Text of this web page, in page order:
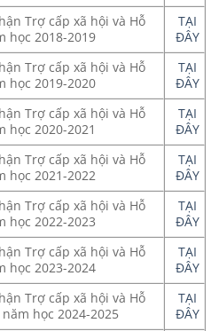
Trợ cấp xã hội và Hỗ
học 2018-2019
TẠI
ĐÂY
Trợ cấp xã hội và Hỗ
học 2019-2020
TẠI
ĐÂY
Trợ cấp xã hội và Hỗ
2020-2021
TẠI
ĐÂY
Trợ cấp xã hội và Hỗ
học 2021-2022
TẠI
ĐÂY
Trợ cấp xã hội và Hỗ
học 2022-2023
TẠI
ĐÂY
Trợ cấp xã hội và Hỗ
học 2023-2024
TẠI
ĐÂY
Trợ cấp xã hội và Hỗ
học 2024-2025
TẠI
ĐÂY